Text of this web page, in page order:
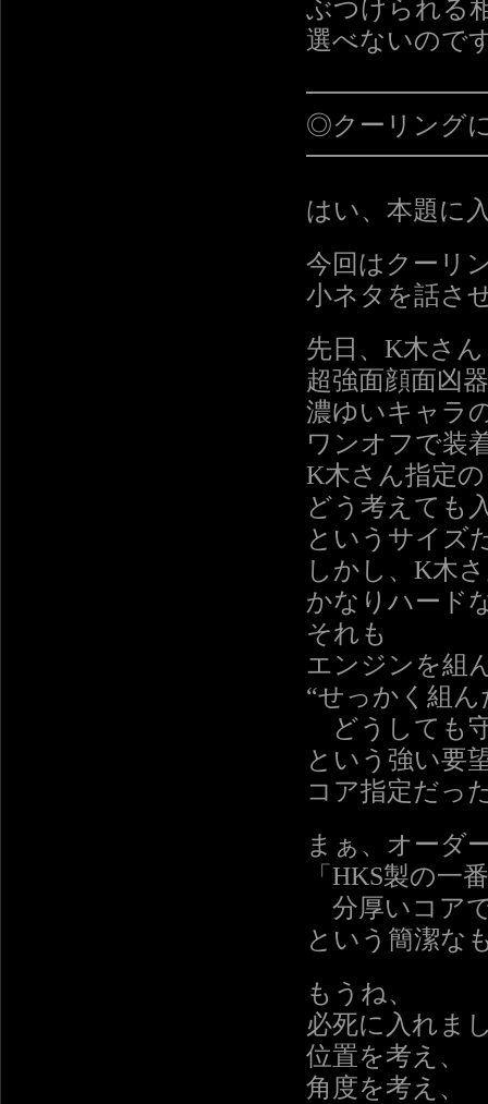
ぶつけられる
選べないので
◎クーリング
はい、本題に
今回はクーリ
小ネタを話さ
先日、K木さ
超強面顔面凶
濃ゆいキャラ
ワンオフで装
K木さん指定
どう考えても
というサイズ
しかし、K木
かなりハード
それも
エンジンを組
“せっかく組
どうしても
という強い要
コア指定だっ
まぁ、オーダ
「HKS製の一
分厚いコア
という簡潔な
もうね、
必死に入れま
位置を考え、
角度を考え、